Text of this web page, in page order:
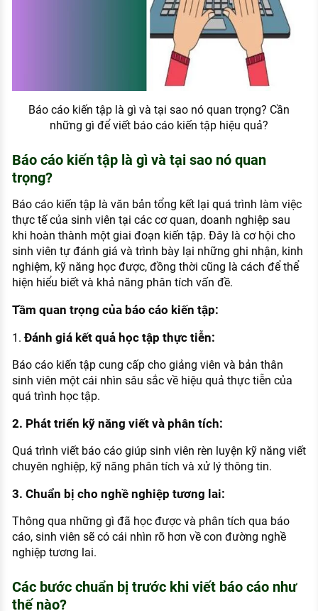
Báo cáo kiến tập là gì và tại sao nó quan trọng? Cần
những gì để viết báo cáo kiến tập hiệu quả?
Báo cáo kiến tập là gì và tại sao nó quan
trọng?
Báo cáo kiến tập là văn bản tổng kết lại quá trình làm việc
thực tế của sinh viên tại các cơ quan, doanh nghiệp sau
khi hoàn thành một giai đoạn kiến tập. Đây là cơ hội cho
sinh viên tự đánh giá và trình bày lại những ghi nhận, kinh
nghiệm, kỹ năng học được, đồng thời cũng là cách để thể
hiện hiểu biết và khả năng phân tích vấn đề.
Tầm quan trọng của báo cáo kiến tập:
1.Đánh giá kết quả học tập thực tiễn:
Báo cáo kiến tập cung cấp cho giảng viên và bản thân
sinh viên một cái nhìn sâu sắc về hiệu quả thực tiễn của
quá trình học tập.
2. Phát triển kỹ năng viết và phân tích:
Quá trình viết báo cáo giúp sinh viên rèn luyện kỹ năng viết
chuyên nghiệp, kỹ năng phân tích và xử lý thông tin.
3. Chuẩn bị cho nghề nghiệp tương lai:
Thông qua những gì đã học được và phân tích qua báo
cáo, sinh viên sẽ có cái nhìn rõ hơn về con đường nghề
nghiệp tương lai.
Các bước chuẩn bị trước khi viết báo cáo như
thế nào?